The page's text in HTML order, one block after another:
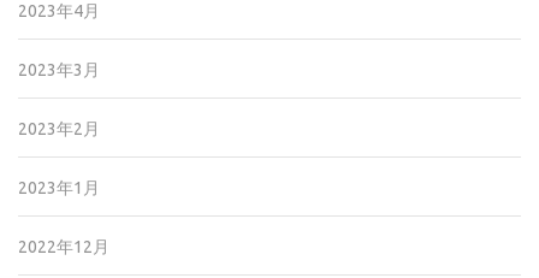
2023年4月
2023年3月
2023年2月
2023年1月
2022年12月